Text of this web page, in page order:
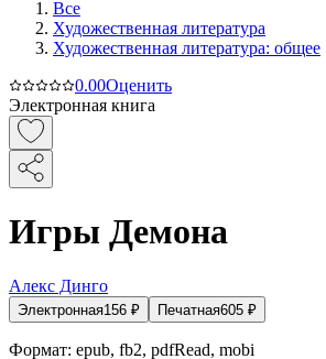
Все
Художественная литература
Художественная литература: общее
0.00Оценить
Электронная книга
Игры Демона
Алекс Динго
Электронная156 ₽ Печатная605 ₽
Формат: epub, fb2, pdfRead, mobi